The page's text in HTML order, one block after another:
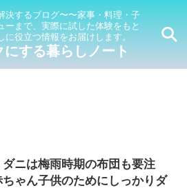
決するブログ〜〜家事・料理・子
ーまで、実際に試した体験をもと
に役立つ情報をお届けします。
する暮らしノート
ダニは梅雨時期の布団も要注
ゃん子供のためにしっかりダ